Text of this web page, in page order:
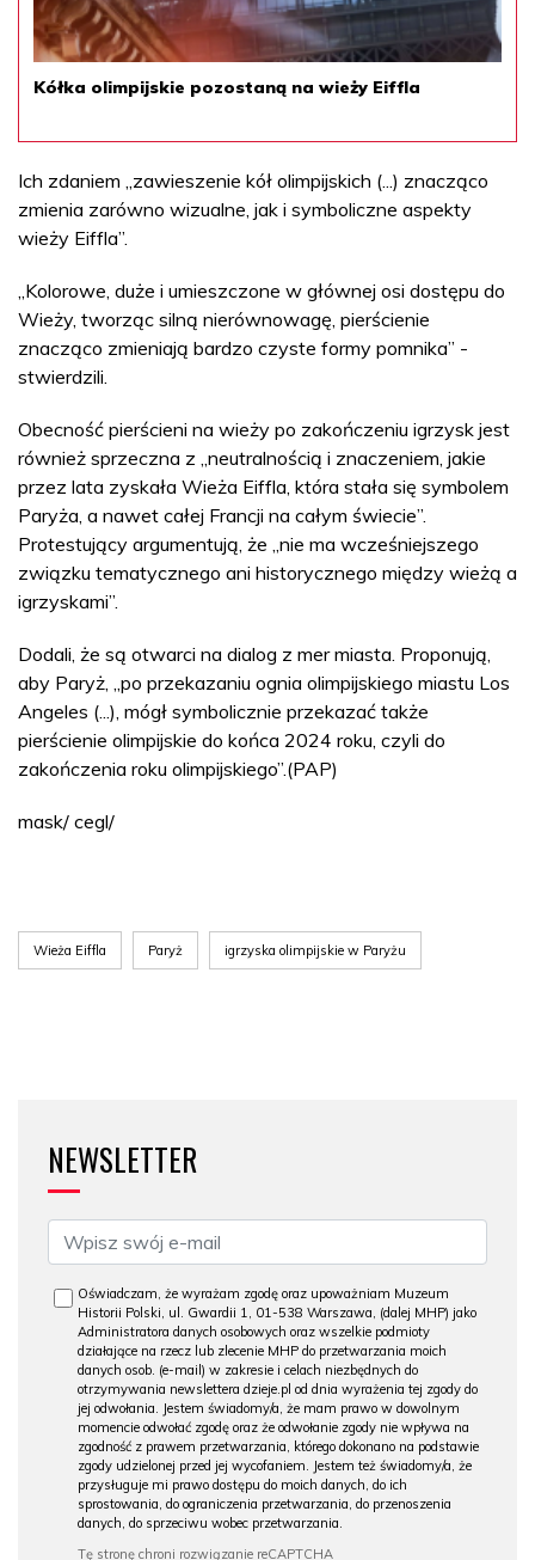
Kółka olimpijskie pozostaną na wieży Eiffla
Ich zdaniem „zawieszenie kół olimpijskich (...) znacząco
zmienia zarówno wizualne, jak i symboliczne aspekty
wieży Eiffla”.
„Kolorowe, duże i umieszczone w głównej osi dostępu do
Wieży, tworząc silną nierównowagę, pierścienie
znacząco zmieniają bardzo czyste formy pomnika” -
stwierdzili.
Obecność pierścieni na wieży po zakończeniu igrzysk jest
również sprzeczna z „neutralnością i znaczeniem, jakie
przez lata zyskała Wieża Eiffla, która stała się symbolem
Paryża, a nawet całej Francji na całym świecie”.
Protestujący argumentują, że „nie ma wcześniejszego
związku tematycznego ani historycznego między wieżą a
igrzyskami”.
Dodali, że są otwarci na dialog z mer miasta. Proponują,
aby Paryż, „po przekazaniu ognia olimpijskiego miastu Los
Angeles (...), mógł symbolicznie przekazać także
pierścienie olimpijskie do końca 2024 roku, czyli do
zakończenia roku olimpijskiego”.(PAP)
mask/ cegl/
Wieża Eiffla Paryż igrzyska olimpijskie w Paryżu
NEWSLETTER
Oświadczam, że wyrażam zgodę oraz upoważniam Muzeum
Historii Polski, ul. Gwardii 1, 01-538 Warszawa, (dalej MHP) jako
Administratora danych osobowych oraz wszelkie podmioty
działające na rzecz lub zlecenie MHP do przetwarzania moich
danych osob. (e-mail) w zakresie i celach niezbędnych do
otrzymywania newslettera dzieje.pl od dnia wyrażenia tej zgody do
jej odwołania. Jestem świadomy/a, że mam prawo w dowolnym
momencie odwołać zgodę oraz że odwołanie zgody nie wpływa na
zgodność z prawem przetwarzania, którego dokonano na podstawie
zgody udzielonej przed jej wycofaniem. Jestem też świadomy/a, że
przysługuje mi prawo dostępu do moich danych, do ich
sprostowania, do ograniczenia przetwarzania, do przenoszenia
danych, do sprzeciwu wobec przetwarzania.